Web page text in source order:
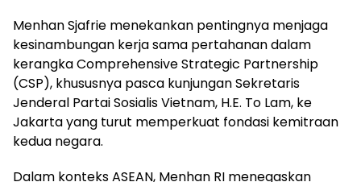
Menhan Sjafrie menekankan pentingnya menjaga
kesinambungan kerja sama pertahanan dalam
kerangka Comprehensive Strategic Partnership
(CSP), khususnya pasca kunjungan Sekretaris
Jenderal Partai Sosialis Vietnam, H.E. To Lam, ke
Jakarta yang turut memperkuat fondasi kemitraan
kedua negara.
Dalam konteks ASEAN, Menhan RI menegaskan